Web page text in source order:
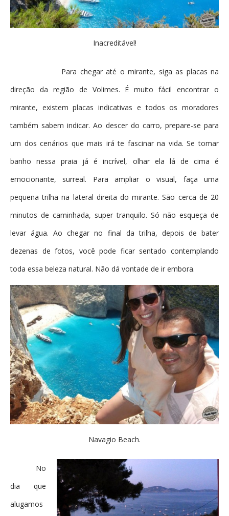
Inacreditável!
Para chegar até o mirante, siga as placas na
direção da região de Volimes. É muito fácil encontrar o
mirante, existem placas indicativas e todos os moradores
também sabem indicar. Ao descer do carro, prepare-se para
um dos cenários que mais irá te fascinar na vida. Se tomar
banho nessa praia já é incrível, olhar ela lá de cima é
emocionante, surreal. Para ampliar o visual, faça uma
pequena trilha na lateral direita do mirante. São cerca de 20
minutos de caminhada, super tranquilo. Só não esqueça de
levar água. Ao chegar no final da trilha, depois de bater
dezenas de fotos, você pode ficar sentado contemplando
toda essa beleza natural. Não dá vontade de ir embora.
Navagio Beach.
No
dia que
alugamos